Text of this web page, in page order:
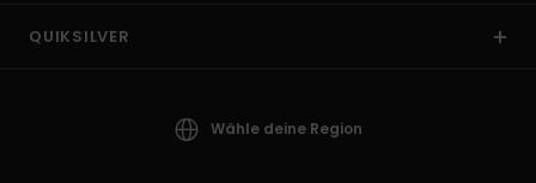
QUIKSILVER
Wähle deine Region